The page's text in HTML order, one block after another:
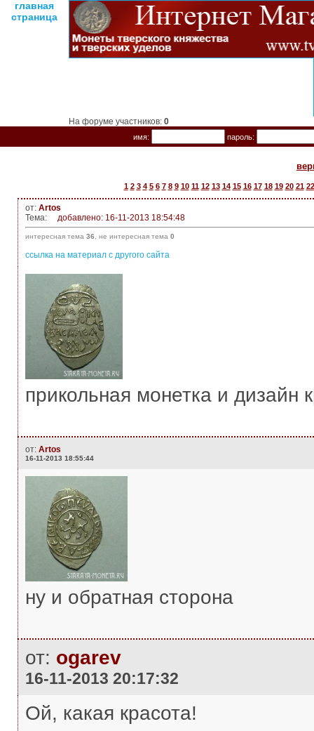
главная
страница
На форуме участников: 0
имя: пароль:
1 2 3 4 5 6 7 8 9 10 11 12 13 14 15 16 17 18 19 20 21 22
от: Artos
Тема:
добавлено: 16-11-2013 18:54:48
интересная тема 36 , не интересная тема 0
ссылка на материал с другого сайта
прикольная монетка и дизайн
от: Artos
16-11-2013 18:55:44
ну и обратная сторона
от: ogarev
16-11-2013 20:17:32
Ой, какая красота!